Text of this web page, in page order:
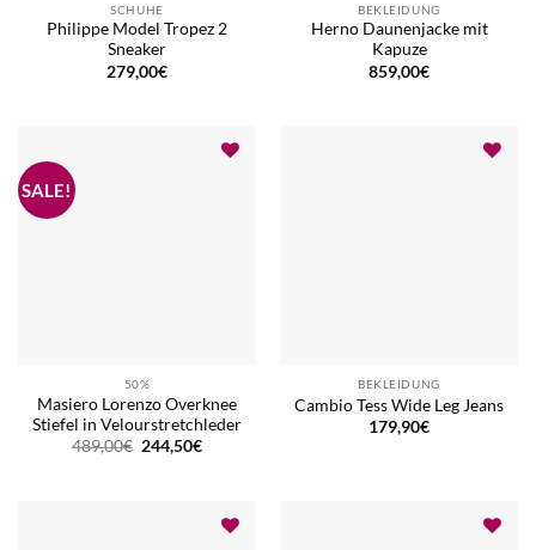
SCHUHE
Philippe Model Tropez 2
Sneaker
279,00€
BEKLEIDUNG
Herno Daunenjacke mit
Kapuze
859,00€
50%
Masiero Lorenzo Overknee
Stiefel in Velourstretchleder
489,00€ Ursprünglicher
Preis
244,50€Aktueller
BEKLEIDUNG
Cambio Tess Wide Leg Jeans
179,90€